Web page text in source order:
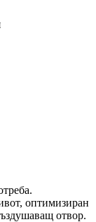
оптимизиран
отвор.